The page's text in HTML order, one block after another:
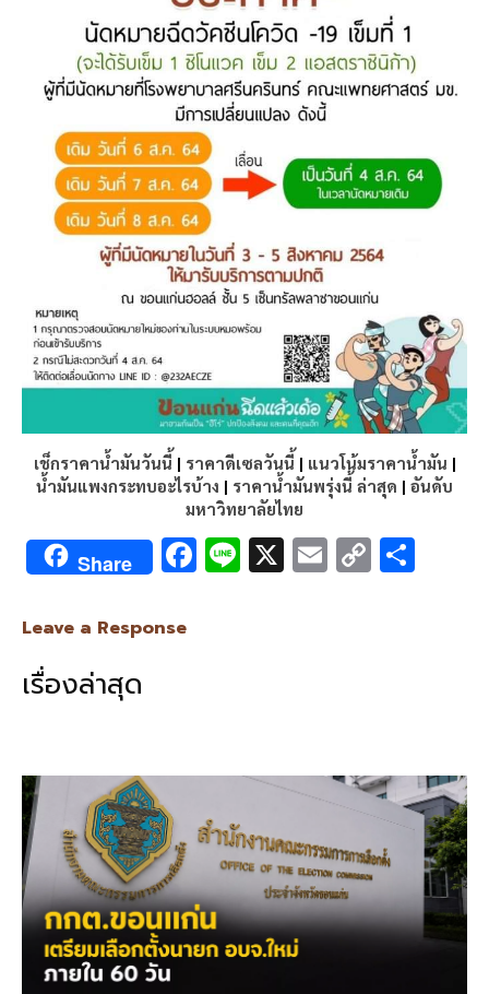
เช็กราคาน้ำมันวันนี้ | ราคาดีเซลวันนี้ | แนวโน้มราคาน้ำมัน |
น้ำมันแพงกระทบอะไรบ้าง | ราคาน้ำมันพรุ่งนี้ ล่าสุด | อันดับ
มหาวิทยาลัยไทย
Share F
k
Li X E C
Leave a Response
เรื่องล่าสุด